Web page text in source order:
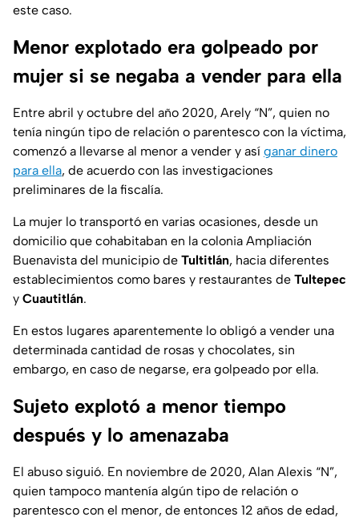
este caso.
Menor explotado era golpeado por
mujer si se negaba a vender para ella
Entre abril y octubre del año 2020, Arely “N”, quien no
tenía ningún tipo de relación o parentesco con la víctima,
comenzó a llevarse al menor a vender y así ganar dinero
para ella, de acuerdo con las investigaciones
preliminares de la fiscalía.
La mujer lo transportó en varias ocasiones, desde un
domicilio que cohabitaban en la colonia Ampliación
Buenavista del municipio de Tultitlán, hacia diferentes
establecimientos como bares y restaurantes de Tultepec
y Cuautitlán.
En estos lugares aparentemente lo obligó a vender una
determinada cantidad de rosas y chocolates, sin
embargo, en caso de negarse, era golpeado por ella.
Sujeto explotó a menor tiempo
después y lo amenazaba
El abuso siguió. En noviembre de 2020, Alan Alexis “N”,
quien tampoco mantenía algún tipo de relación o
parentesco con el menor, de entonces 12 años de edad,